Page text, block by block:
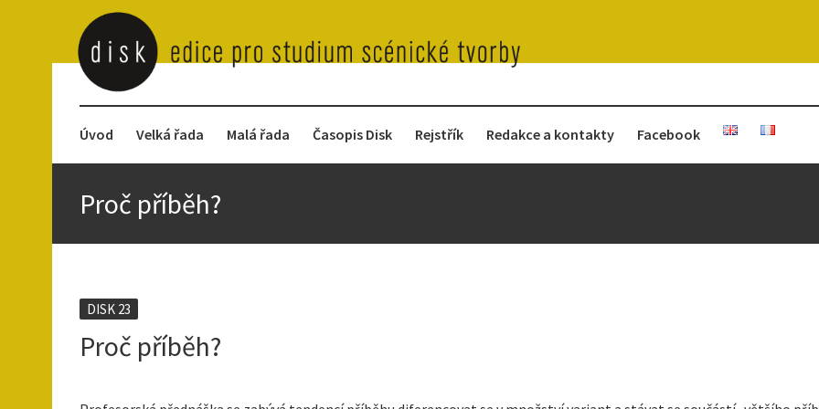
Úvod Velká řada Malá řada Časopis Disk Rejstřík Redakce a kontakty Facebook
Proč příběh?
DISK 23
Proč příběh?